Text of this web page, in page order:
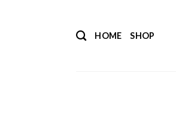
HOME SHOP